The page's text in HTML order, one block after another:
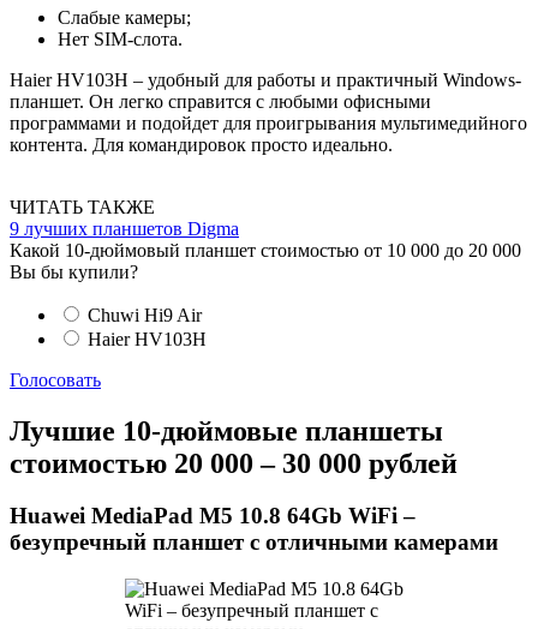
Слабые камеры;
Нет SIM-слота.
Haier HV103H – удобный для работы и практичный Windows-
планшет. Он легко справится с любыми офисными
программами и подойдет для проигрывания мультимедийного
контента. Для командировок просто идеально.
ЧИТАТЬ ТАКЖЕ
9 лучших планшетов Digma
Какой 10-дюймовый планшет стоимостью от 10 000 до 20 000
Вы бы купили?
Chuwi Hi9 Air
Haier HV103H
Голосовать
Лучшие 10-дюймовые планшеты
стоимостью 20 000 – 30 000 рублей
Huawei MediaPad M5 10.8 64Gb WiFi –
безупречный планшет с отличными камерами